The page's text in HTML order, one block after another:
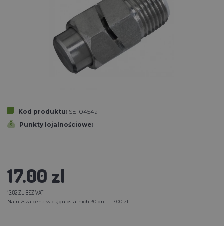
Kod produktu: SE-0454a
Punkty lojalnościowe: 1
17.00 zl
13.82 ZL BEZ VAT
Najniższa cena w ciągu ostatnich 30 dni - 17.00 zl